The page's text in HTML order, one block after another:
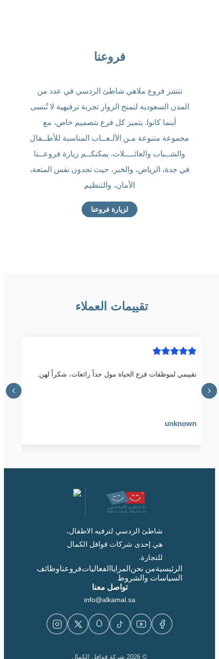
فروعنا
نتشر فروع ملاهي شاطئ الردسي في عدد من
المدن السعودية لتمنح الزوار تجربة ترفيهية لا تُنسى
أينما كانوا. يتميز كل فرع بتصميم خاص، مع
مجموعة متنوعة مـن الألـعــاب المناسبة للأطــفال
والشــباب والعائــــلات. يمكنكــم زيارة فروعــنا
في جدة، الرياض، والخبر، حيث تجدون نفس المتعة،
الأمان، والتنظيم
لزيارة فروعنا
تقييمات العملاء
تقييمي لموظفات فرع الحياة مول جداً رائعات، شكراً لهن.
unknown
شاطئ الردسي لترفيه الاطفال،
هي إحدى شركات قوافل الكمال
للتجارة.
الرئيسيةمن نحن المزايا الفعالياتفروعناوظائف
السياسات والشروط
تواصل معنا
info@alkamal.sa
© 2026 شركة قوافل الكمال